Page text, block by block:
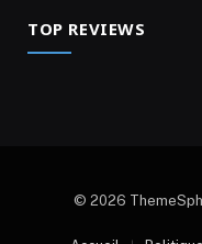
TOP REVIEWS
© 2026